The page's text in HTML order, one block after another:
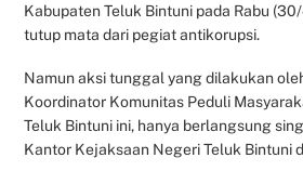
Kabupaten Teluk Bintuni pada Rabu
tutup mata dari pegiat antikorupsi.
Namun aksi tunggal yang dilakukan
Koordinator Komunitas Peduli
Teluk Bintuni ini, hanya berlangsung
Kantor Kejaksaan Negeri Teluk Bintuni